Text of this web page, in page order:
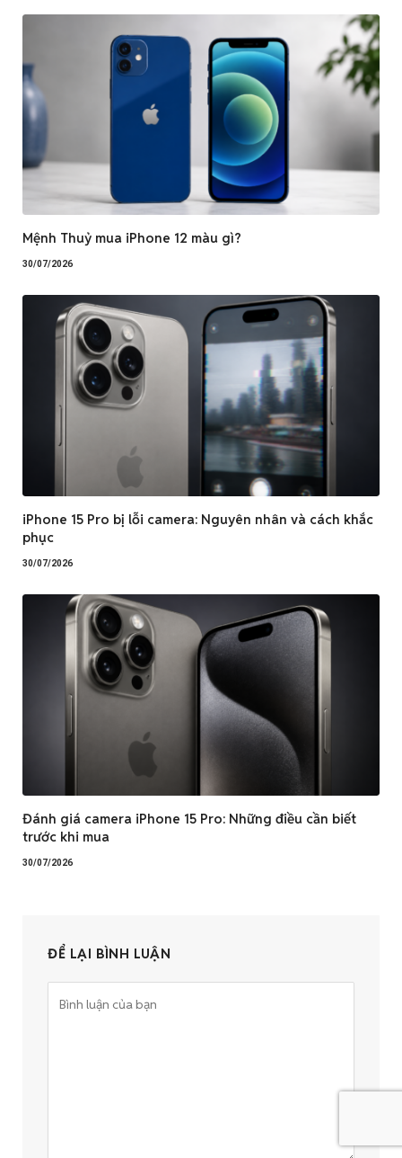
Mệnh Thuỷ mua iPhone 12 màu gì?
30/07/2026
iPhone 15 Pro bị lỗi camera: Nguyên nhân và cách khắc
phục
30/07/2026
Đánh giá camera iPhone 15 Pro: Những điều cần biết
trước khi mua
30/07/2026
ĐỂ LẠI BÌNH LUẬN